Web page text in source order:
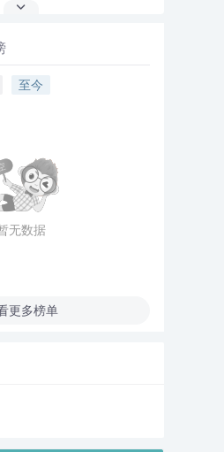
至今
无数据
更多榜单